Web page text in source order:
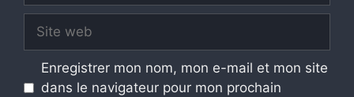
Site
Enregistrer mon nom, mon e-mail et mon site
dans le navigateur pour mon prochain